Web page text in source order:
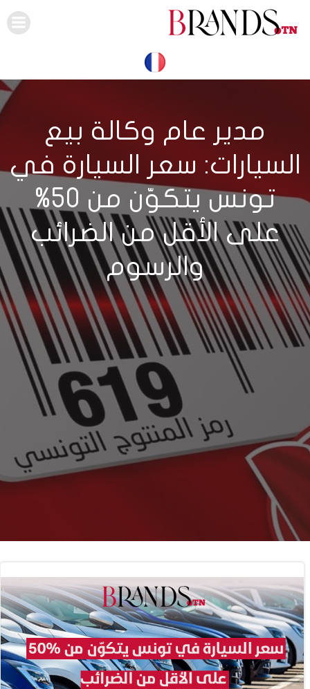
مدير عام وكالة بيع
السيارات: سعر السيارة في
تونس يتكوّن من 50%
على الأقل من الضرائب
والرسوم